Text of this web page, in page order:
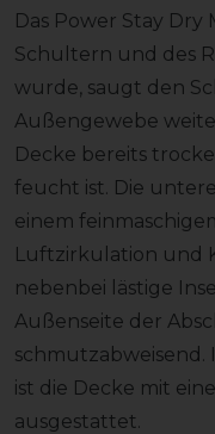
Das Power Stay
Schultern und des
wurde, saugt den
Außengewebe
Decke bereits
feucht ist. Die
einem
Luftzirkulation und
nebenbei lästige
Außenseite der
ist die Decke mit
ausgestattet.